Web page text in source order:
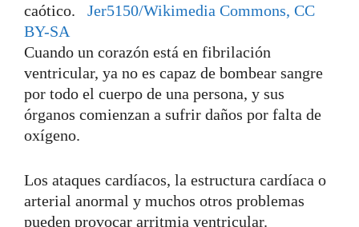
caótico. Jer5150/Wikimedia Commons, CC
BY-SA
Cuando un corazón está en fibrilación
ventricular, ya no es capaz de bombear sangre
por todo el cuerpo de una persona, y sus
órganos comienzan a sufrir daños por falta de
oxígeno.
Los ataques cardíacos, la estructura cardíaca o
arterial anormal y muchos otros problemas
pueden provocar arritmia ventricular.